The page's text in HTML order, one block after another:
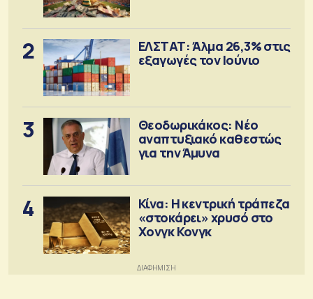
2
ΕΛΣΤΑΤ: Άλμα 26,3% στις
εξαγωγές τον Ιούνιο
3
Θεοδωρικάκος: Νέο
αναπτυξιακό καθεστώς
για την Άμυνα
4
Κίνα: Η κεντρική τράπεζα
«στοκάρει» χρυσό στο
Χονγκ Κονγκ